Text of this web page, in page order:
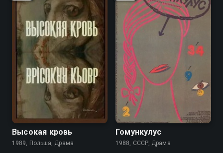
Высокая кровь
1989, Польша, Драма
Гомункулус
1988, СССР, Драма